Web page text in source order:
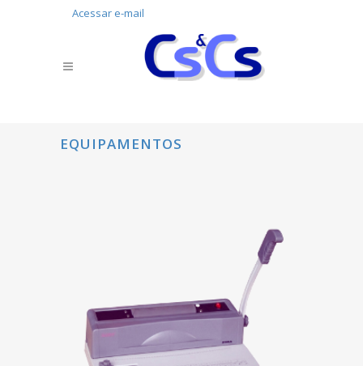
Acessar e-mail
EQUIPAMENTOS